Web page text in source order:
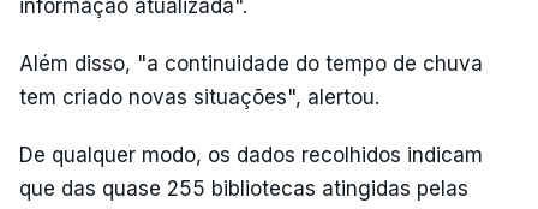
informação atualizada".
Além disso, "a continuidade do tempo de chuva
tem criado novas situações", alertou.
De qualquer modo, os dados recolhidos indicam
que das quase 255 bibliotecas atingidas pelas